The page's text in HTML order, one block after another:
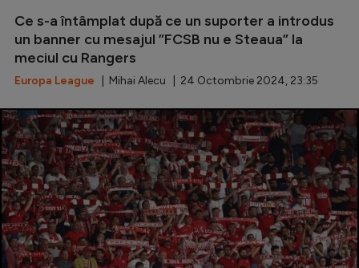
Ce s-a întâmplat după ce un suporter a introdus
un banner cu mesajul ”FCSB nu e Steaua” la
meciul cu Rangers
Europa League | Mihai Alecu | 24 Octombrie 2024, 23:35